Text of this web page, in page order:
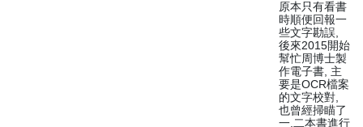
原本只有看書
時順便回報一
些文字勘誤,
後來2015開始
幫忙周博士製
作電子書, 主
要是OCR檔案
的文字校對,
也曾經掃瞄了
一,二本書進行